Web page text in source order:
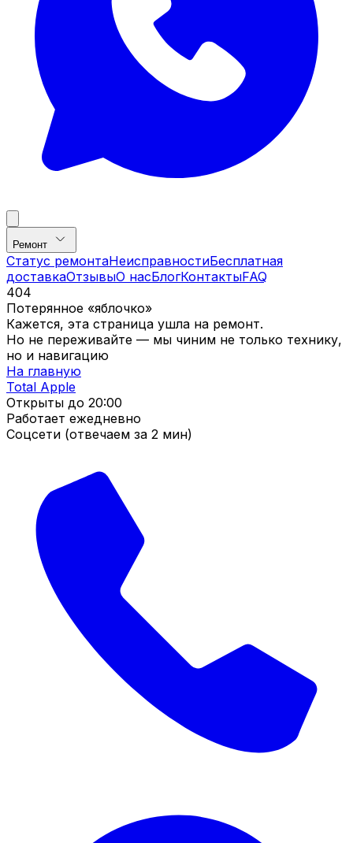
Ремонт
Статус ремонтаНеисправностиБесплатная
доставкаОтзывыО насБлогКонтактыFAQ
404
Потерянное «яблочко»
Кажется, эта страница ушла на ремонт.
Но не переживайте — мы чиним не только технику,
но и навигацию
На главную
Total Apple
Открыты до 20:00
Работает ежедневно
Соцсети (отвечаем за 2 мин)